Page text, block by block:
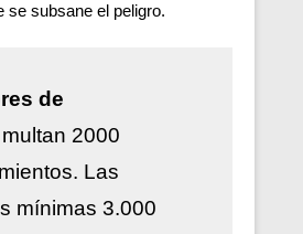
se subsane el peligro.
de
multan 2000
Las
mínimas 3.000